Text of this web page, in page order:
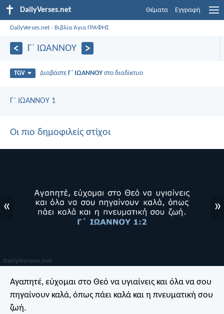
DailyVerses.net Θέματα Εγγραφή
DailyVerses.net › Βιβλία Αγια ΓΡΑΦΗΣ
Γ΄ ΙΩΑΝΝΟΥ
TGV Διαβάστε Γ΄ ΙΩΑΝΝΟΥστο διαδίκτυο
Γ΄ ΙΩΑΝΝΟΥ 1
Οι πιο δημοφιλείς στίχοι
« »
Αγαπητέ, εύχομαι στο Θεό να υγιαίνεις και όλα να σου
πηγαίνουν καλά, όπως πάει καλά και η πνευματική σου
ζωή.